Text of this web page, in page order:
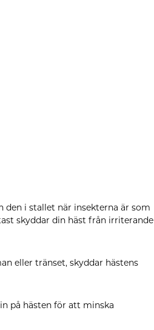
i stallet när insekterna är som
skyddar din häst från irriterande
eller tränset, skyddar hästens
på hästen för att minska